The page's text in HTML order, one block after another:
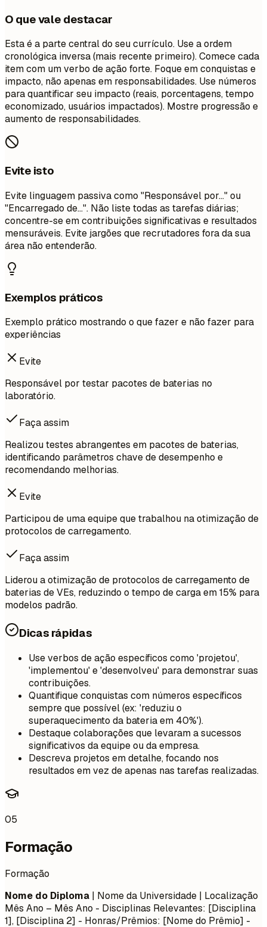
O que vale destacar
Esta é a parte central do seu currículo. Use a ordem
cronológica inversa (mais recente primeiro). Comece cada
item com um verbo de ação forte. Foque em conquistas e
impacto, não apenas em responsabilidades. Use números
para quantificar seu impacto (reais, porcentagens, tempo
economizado, usuários impactados). Mostre progressão e
aumento de responsabilidades.
Evite isto
Evite linguagem passiva como "Responsável por..." ou
"Encarregado de...". Não liste todas as tarefas diárias;
concentre-se em contribuições significativas e resultados
mensuráveis. Evite jargões que recrutadores fora da sua
área não entenderão.
Exemplos práticos
Exemplo prático mostrando o que fazer e não fazer para
experiências
Evite
Responsável por testar pacotes de baterias no
laboratório.
Faça assim
Realizou testes abrangentes em pacotes de baterias,
identificando parâmetros chave de desempenho e
recomendando melhorias.
Evite
Participou de uma equipe que trabalhou na otimização de
protocolos de carregamento.
Faça assim
Liderou a otimização de protocolos de carregamento de
baterias de VEs, reduzindo o tempo de carga em 15% para
modelos padrão.
Dicas rápidas
Use verbos de ação específicos como 'projetou',
'implementou' e 'desenvolveu' para demonstrar suas
contribuições.
Quantifique conquistas com números específicos
sempre que possível (ex: 'reduziu o
superaquecimento da bateria em 40%').
Destaque colaborações que levaram a sucessos
significativos da equipe ou da empresa.
Descreva projetos em detalhe, focando nos
resultados em vez de apenas nas tarefas realizadas.
05
Formação
Formação
Nome do Diploma | Nome da Universidade | Localização
Mês Ano – Mês Ano - Disciplinas Relevantes: [Disciplina
1], [Disciplina 2] - Honras/Prêmios: [Nome do Prêmio] -